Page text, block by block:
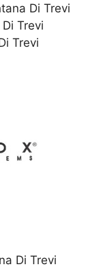
Di Trevi
Trevi
Trevi
Di Trevi